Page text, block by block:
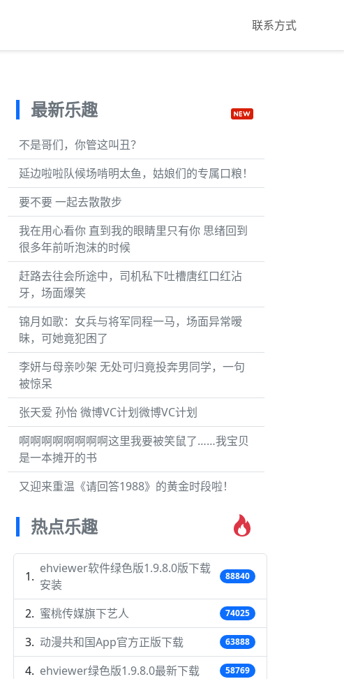
联系方式
最新乐趣
不是哥们，你管这叫丑？
延边啦啦队候场啃明太鱼，姑娘们的专属口粮！
要不要 一起去散散步
我在用心看你 直到我的眼睛里只有你 思绪回到
很多年前听泡沫的时候
赶路去往会所途中，司机私下吐槽唐红口红沾
牙，场面爆笑
锦月如歌：女兵与将军同程一马，场面异常暧
昧，可她竟犯困了
李妍与母亲吵架 无处可归竟投奔男同学，一句
被惊呆
张天爱 孙怡 微博VC计划微博VC计划
啊啊啊啊啊啊啊啊这里我要被笑鼠了……我宝贝
是一本摊开的书
又迎来重温《请回答1988》的黄金时段啦！
热点乐趣
ehviewer软件绿色版1.9.8.0版下载
安装
88840
蜜桃传媒旗下艺人 74025
动漫共和国App官方正版下载 63888
ehviewer绿色版1.9.8.0最新下载 58769